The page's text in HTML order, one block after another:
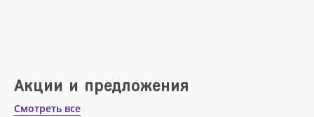
Акции и предложения
Смотреть все